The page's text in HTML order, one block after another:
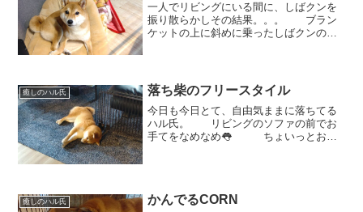
一人でリビングにいる間に、しばクンを
振り散らかしその結果。。。 ブラン
ケットの上に斜めに乗ったしばクンの上
いハル(笑) しょ...
癒しのハル氏 落ち柴のフリースタイル
今日も今日とて、自由気ままに落ちてる
ハル氏。 リビングのソファの前でお
手てをなめなめ👅 ちょいっとお手
癒しのハル氏 かんでるCORN